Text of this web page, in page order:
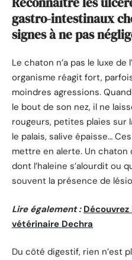
gastro-intestinaux
signes à ne pas
Le chaton n’a pas le luxe de
organisme réagit fort,
moindres agressions.
le bout de son nez, il ne
rougeurs, petites plaies sur
le palais, salive épaisse…
mettre en alerte. Un chaton
dont l’haleine s’alourdit ou
souvent la présence de
Lire également :
vétérinaire Dechra
Du côté digestif, rien n’est